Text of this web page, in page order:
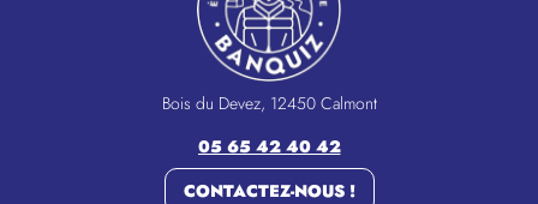
Bois du Devez, 12450 Calmont
05 65 42 40 42
CONTACTEZ-NOUS !